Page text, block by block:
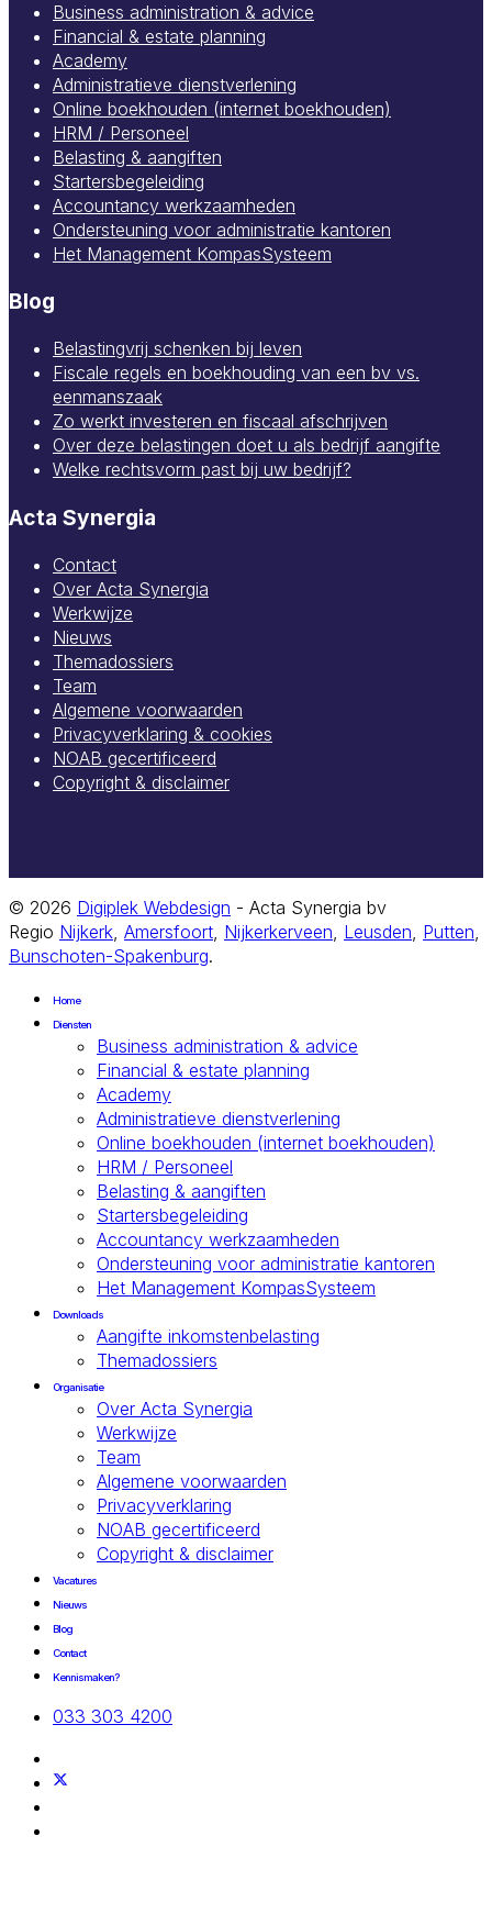
Business administration & advice
Financial & estate planning
Academy
Administratieve dienstverlening
Online boekhouden (internet boekhouden)
HRM / Personeel
Belasting & aangiften
Startersbegeleiding
Accountancy werkzaamheden
Ondersteuning voor administratie kantoren
Het Management KompasSysteem
Blog
Belastingvrij schenken bij leven
Fiscale regels en boekhouding van een bv vs.
eenmanszaak
Zo werkt investeren en fiscaal afschrijven
Over deze belastingen doet u als bedrijf aangifte
Welke rechtsvorm past bij uw bedrijf?
Acta Synergia
Contact
Over Acta Synergia
Werkwijze
Nieuws
Themadossiers
Team
Algemene voorwaarden
Privacyverklaring & cookies
NOAB gecertificeerd
Copyright & disclaimer
© 2026 Digiplek Webdesign - Acta Synergia bv
Regio Nijkerk Amersfoort Nijkerkerveen Leusden Putten
Bunschoten-Spakenburg.
Home
Diensten
Business administration & advice
Financial & estate planning
Academy
Administratieve dienstverlening
Online boekhouden (internet boekhouden)
HRM / Personeel
Belasting & aangiften
Startersbegeleiding
Accountancy werkzaamheden
Ondersteuning voor administratie kantoren
Het Management KompasSysteem
Downloads
Aangifte inkomstenbelasting
Themadossiers
Organisatie
Over Acta Synergia
Werkwijze
Team
Algemene voorwaarden
Privacyverklaring
NOAB gecertificeerd
Copyright & disclaimer
Vacatures
Nieuws
Blog
Contact
Kennismaken?
033 303 4200